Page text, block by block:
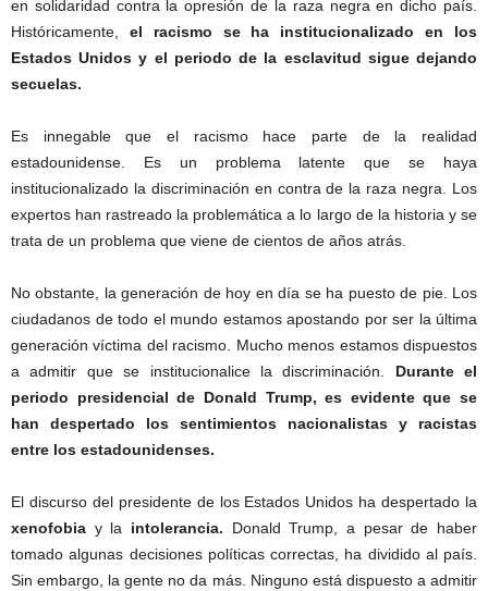
en solidaridad contra la opresión de la raza negra en dicho país.
Históricamente, el racismo se ha institucionalizado en los
Estados Unidos y el periodo de la esclavitud sigue dejando
secuelas.
Es innegable que el racismo hace parte de la realidad
estadounidense. Es un problema latente que se haya
institucionalizado la discriminación en contra de la raza negra. Los
expertos han rastreado la problemática a lo largo de la historia y se
trata de un problema que viene de cientos de años atrás.
No obstante, la generación de hoy en día se ha puesto de pie. Los
ciudadanos de todo el mundo estamos apostando por ser la última
generación víctima del racismo. Mucho menos estamos dispuestos
a admitir que se institucionalice la discriminación. Durante el
periodo presidencial de Donald Trump, es evidente que se
han despertado los sentimientos nacionalistas y racistas
entre los estadounidenses.
El discurso del presidente de los Estados Unidos ha despertado la
xenofobia y la intolerancia. Donald Trump, a pesar de haber
tomado algunas decisiones políticas correctas, ha dividido al país.
Sin embargo, la gente no da más. Ninguno está dispuesto a admitir